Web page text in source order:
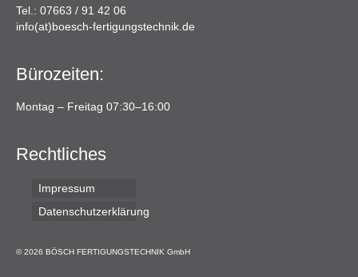
Tel.: 07663 / 91 42 06
info(at)boesch-fertigungstechnik.de
Bürozeiten:
Montag – Freitag 07:30–16:00
Rechtliches
Impressum
Datenschutzerklärung
© 2026 BÖSCH FERTIGUNGSTECHNIK GmbH